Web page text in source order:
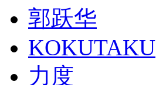
郭跃华
KOKUTAKU
力度